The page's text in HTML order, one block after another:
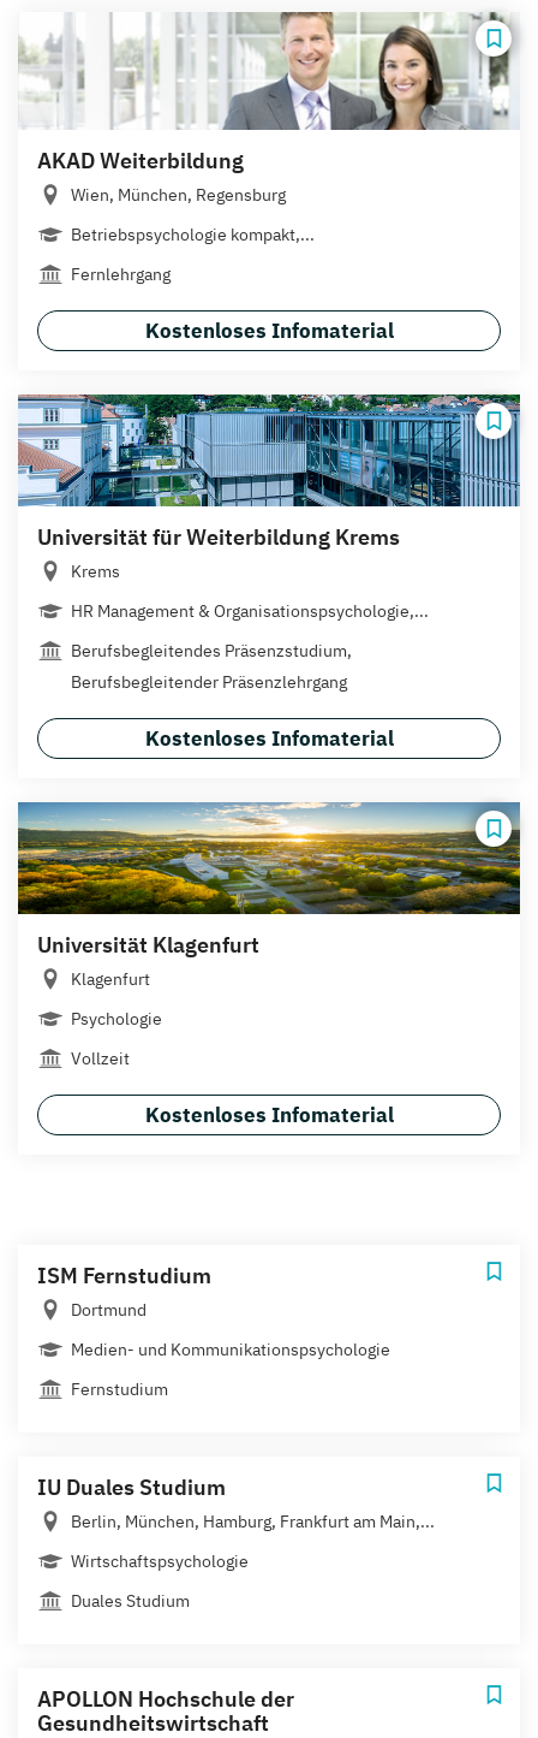
AKAD Weiterbildung
Wien, München, Regensburg
Betriebspsychologie kompakt,...
Fernlehrgang
Kostenloses Infomaterial
Universität für Weiterbildung Krems
Krems
HR Management & Organisationspsychologie,...
Berufsbegleitendes Präsenzstudium,
Berufsbegleitender Präsenzlehrgang
Kostenloses Infomaterial
Universität Klagenfurt
Klagenfurt
Psychologie
Vollzeit
Kostenloses Infomaterial
ISM Fernstudium
Dortmund
Medien- und Kommunikationspsychologie
Fernstudium
IU Duales Studium
Berlin, München, Hamburg, Frankfurt am Main,...
Wirtschaftspsychologie
Duales Studium
APOLLON Hochschule der
Gesundheitswirtschaft